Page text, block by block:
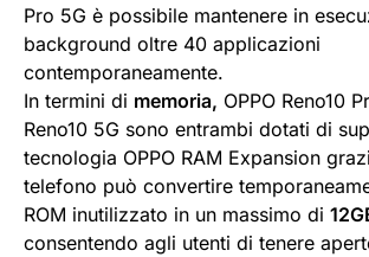
Pro 5G è possibile mantenere in
background oltre 40 applicazioni
contemporaneamente.
In termini di memoria, OPPO Reno10
Reno10 5G sono entrambi dotati di
tecnologia OPPO RAM Expansion
telefono può convertire
ROM inutilizzato in un massimo di
consentendo agli utenti di tenere